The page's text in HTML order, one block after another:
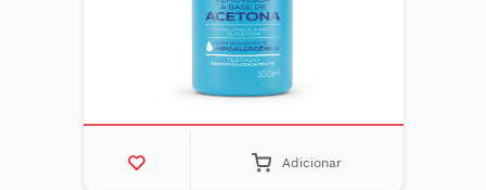
Adicionar